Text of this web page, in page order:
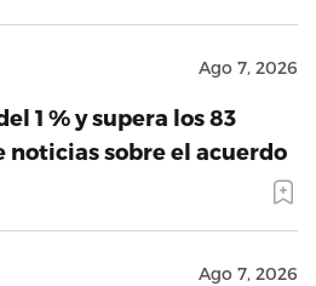
Ago 7, 2026
1 % y supera los 83
noticias sobre el acuerdo
Ago 7, 2026